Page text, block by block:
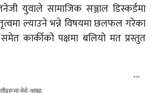
युवाले सामाजिक सञ्जाल डिस्कर्डमा
ल्याउने भन्ने विषयमा छलफल गरेका
कार्कीको पक्षमा बलियो मत प्रस्तुत